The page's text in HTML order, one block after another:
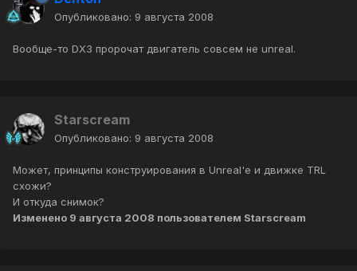
Опубликовано: 9 августа 2008
Вообще-то DX3 пророчат двигатель совсем не unreal.
Starscream
Опубликовано: 9 августа 2008
Может, принципы конструирования в Unreal'е и движке TRL
схожи?
И откуда снимок?
Изменено 9 августа 2008 пользователем Starscream